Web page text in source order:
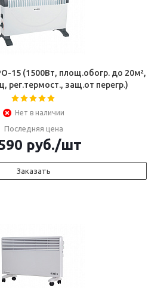
15 (1500Вт, площ.обогр. до 20м²,
рег.термост., защ.от перегр.)
Нет в наличии
Последняя цена
руб./шт
Заказать